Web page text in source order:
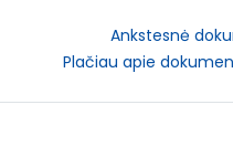
Ankstesnė
Plačiau apie